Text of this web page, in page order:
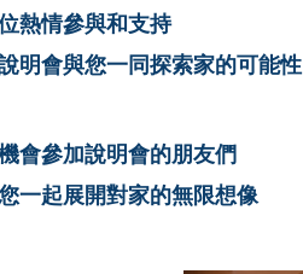
熱情參與和支持
明會與您一同探索家的可能性
會參加說明會的朋友們
一起展開對家的無限想像